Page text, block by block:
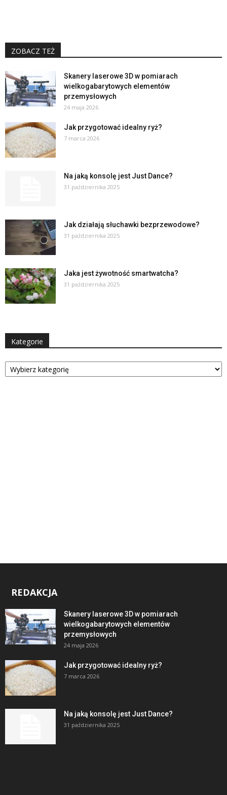
ZOBACZ TEŻ
Skanery laserowe 3D w pomiarach
wielkogabarytowych elementów
przemysłowych
24 maja 2026
Jak przygotować idealny ryż?
7 marca 2026
Na jaką konsolę jest Just Dance?
31 października 2025
Jak działają słuchawki bezprzewodowe?
31 października 2025
Jaka jest żywotność smartwatcha?
31 października 2025
Kategorie
Kategorie
REDAKCJA
Skanery laserowe 3D w pomiarach
wielkogabarytowych elementów
przemysłowych
24 maja 2026
Jak przygotować idealny ryż?
7 marca 2026
Na jaką konsolę jest Just Dance?
31 października 2025